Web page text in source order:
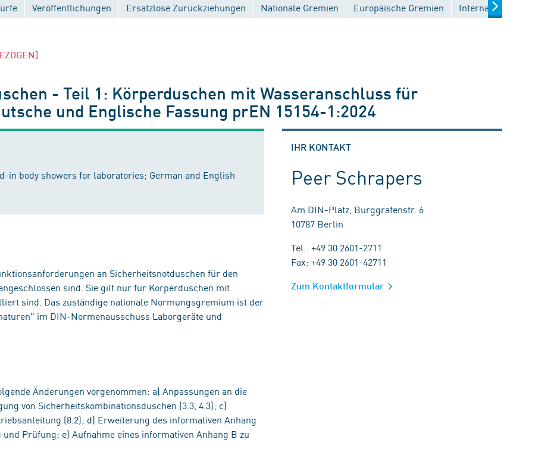
Veröffentlichungen Ersatzlose Zurückziehungen Nationale Gremien Europäische Gremien Internationale
- Teil 1: Körperduschen mit Wasseranschluss für
und Englische Fassung prEN 15154-1:2024
in body showers for laboratories; German and English
an Sicherheitsnotduschen für den
sind. Sie gilt nur für Körperduschen mit
sind. Das zuständige nationale Normungsgremium ist der
im DIN-Normenausschuss Laborgeräte und
Änderungen vorgenommen: a) Anpassungen an die
von Sicherheitskombinationsduschen (3.3, 4.3); c)
(8.2); d) Erweiterung des informativen Anhang
Prüfung; e) Aufnahme eines informativen Anhang B zu
IHR KONTAKT
Peer Schrapers
Am DIN-Platz, Burggrafenstr. 6
10787 Berlin
Tel.: +49 30 2601-2711
Fax: +49 30 2601-42711
Zum Kontaktformular